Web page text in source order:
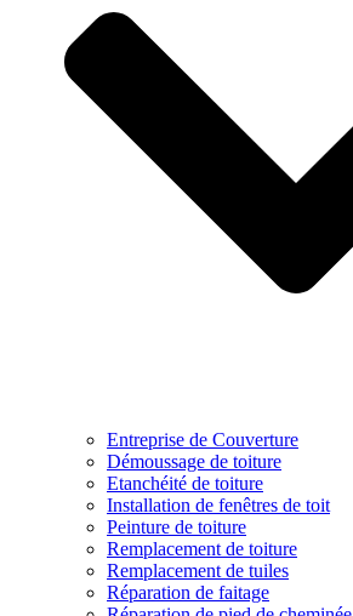
Entreprise de Couverture
Démoussage de toiture
Etanchéité de toiture
Installation de fenêtres de toit
Peinture de toiture
Remplacement de toiture
Remplacement de tuiles
Réparation de faitage